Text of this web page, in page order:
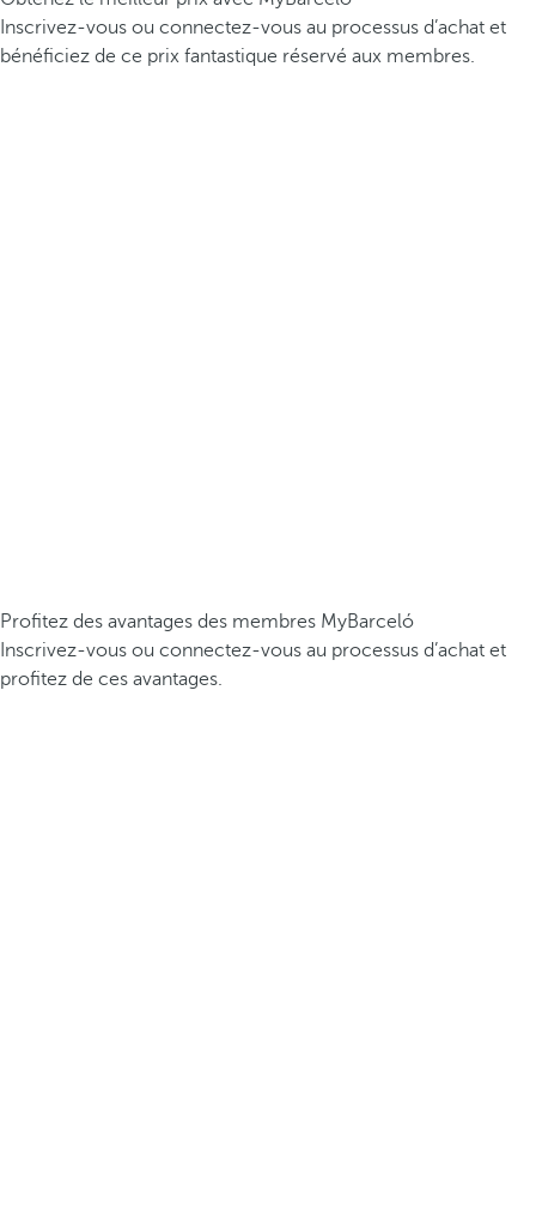
Inscrivez-vous ou connectez-vous au processus d’achat et
bénéficiez de ce prix fantastique réservé aux membres.
Profitez des avantages des membres MyBarceló
Inscrivez-vous ou connectez-vous au processus d’achat et
profitez de ces avantages.